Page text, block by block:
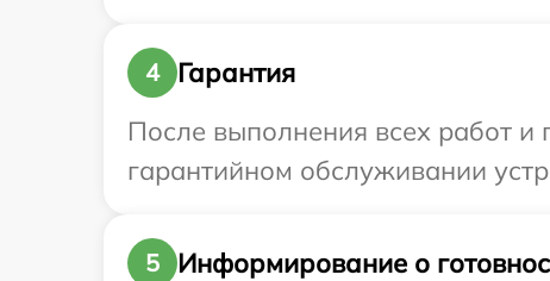
4
Гарантия
После выполнения всех работ
гарантийном обслуживании
5
Информирование о